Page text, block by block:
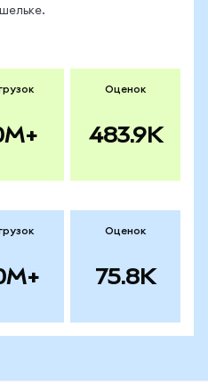
Оценок
483.9K
Оценок
75.8K